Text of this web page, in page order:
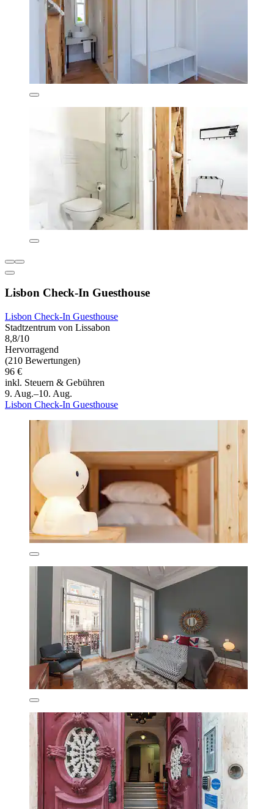
Lisbon Check-In Guesthouse
Lisbon Check-In Guesthouse
Stadtzentrum von Lissabon
8,8/10
Hervorragend
(210 Bewertungen)
96 €
inkl. Steuern & Gebühren
9. Aug.–10. Aug.
Lisbon Check-In Guesthouse